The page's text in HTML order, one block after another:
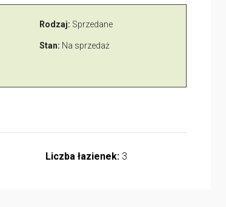
Rodzaj: Sprzedane
Stan: Na sprzedaż
Liczba łazienek: 3